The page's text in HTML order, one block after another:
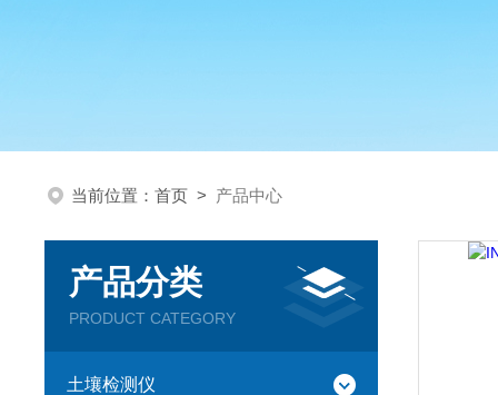
当前位置： 首页 > 产品中心
产品分类
PRODUCT CATEGORY
土壤检测仪